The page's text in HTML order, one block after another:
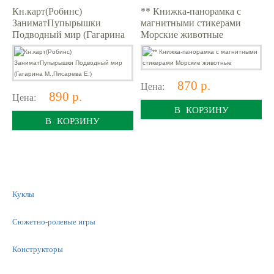
Кн.карт(Робинс)
ЗаниматПупырышки
Подводный мир (Гагарина
М.,Писарева Е.)
Цена: 890 р.
В КОРЗИНУ
** Книжка-панорамка с
магнитными стикерами
Морские животные
Цена: 870 р.
В КОРЗИНУ
Куклы
Сюжетно-ролевые игры
Конструкторы